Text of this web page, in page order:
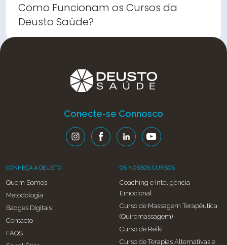
Como Funcionam os Cursos da
Deusto Saúde?
Conecte-se Connosco
CONHEÇA A DEUSTO
Quem Somos
Metodologia
Badges Digitais
Contacto
FAQS
OS NOSSOS CURSOS
Coaching e Inteligência
Emocional
Curso de Massagem Terapêutica
(Quiromassagem)
Curso de Reiki
Curso de Terapias Alternativas e